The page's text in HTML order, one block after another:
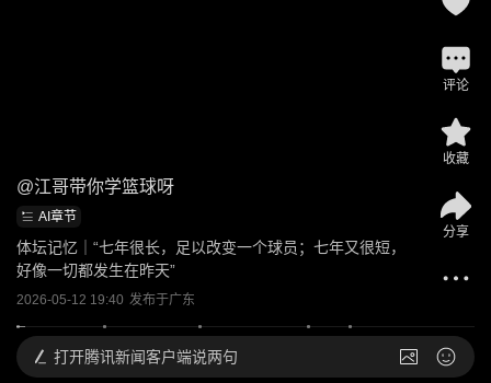
@江哥带你学篮球呀
AI章节
体坛记忆｜“七年很长，足以改变一个球员；七年又很短，
好像一切都发生在昨天”
2026-05-12 19:40 发布于广东
评论
收藏
分享
打开腾讯新闻客户端说两句